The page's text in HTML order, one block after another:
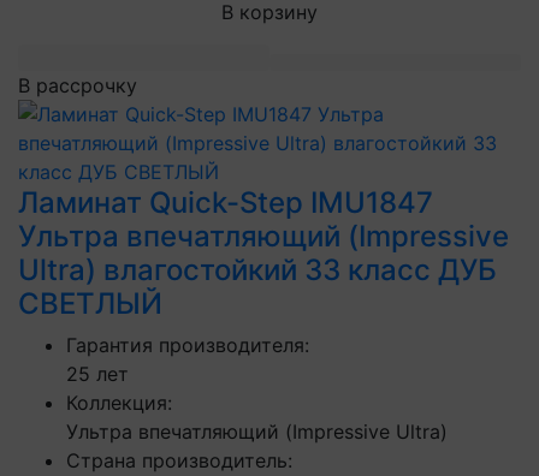
В корзину
В рассрочку
Ламинат Quick-Step IMU1847
Ультра впечатляющий (Impressive
Ultra) влагостойкий 33 класс ДУБ
СВЕТЛЫЙ
Гарантия производителя:
25 лет
Коллекция:
Ультра впечатляющий (Impressive Ultra)
Страна производитель: